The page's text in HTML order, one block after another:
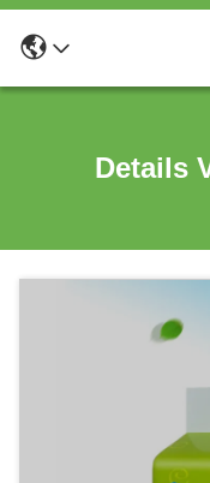
Details